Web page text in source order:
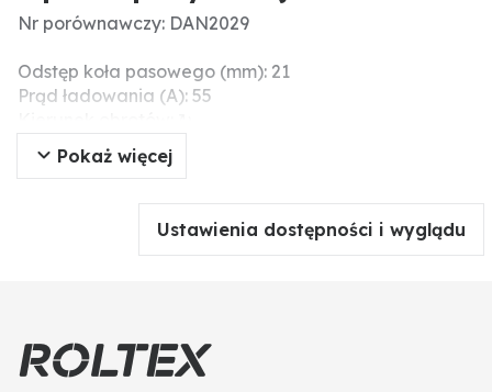
Nr porównawczy: DAN2029
Odstęp koła pasowego (mm): 21
Prąd ładowania (A): 55
Wymiar kołnierza (mm): 21
Napinacz paska klinowego-Ø otworu/ R (mm): 1x
Napięcie nominalne (V): 14
Pokaż więcej
Ustawienia dostępności i wyglądu